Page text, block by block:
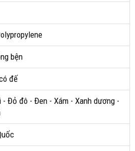
bện
đế
Đỏ đô - Đen - Xám - Xanh dương -